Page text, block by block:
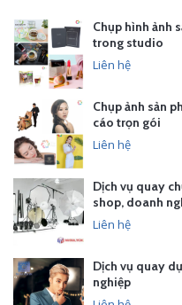
Chụp hình ảnh
trong studio
Liên hệ
Chụp ảnh sản
cáo trọn gói
Liên hệ
Dịch vụ quay
shop, doanh
Liên hệ
Dịch vụ quay
nghiệp